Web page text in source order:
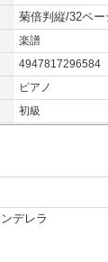
菊倍判縦/32ペー
楽譜
4947817296584
ピアノ
初級
デレラ